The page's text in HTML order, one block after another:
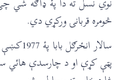
څومره قربانۍ ورکړي دي.
سالار
پټې کړې او د چارسدې هائي